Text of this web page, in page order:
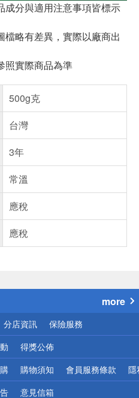
成分與適用注意事項皆標示
略有差異，實際以廠商出
照實際商品為準
500g克
台灣
3年
常溫
應稅
應稅
！
more
分店資訊 保險服務
得獎公佈
購物須知 會員服務條款 隱
意見信箱